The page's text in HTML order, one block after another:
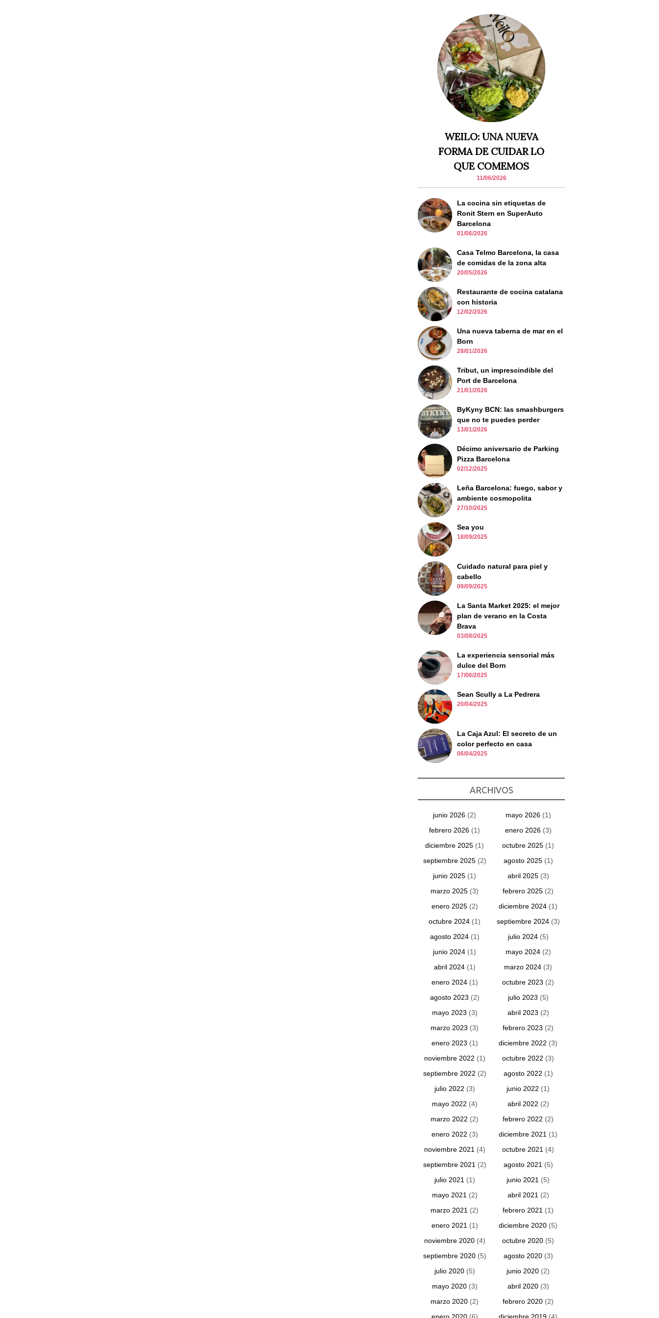
WEILO: UNA NUEVA
FORMA DE CUIDAR LO
QUE COMEMOS
11/06/2026
La cocina sin etiquetas de
Ronit Stern en SuperAuto
Barcelona
01/06/2026
Casa Telmo Barcelona, la casa
de comidas de la zona alta
20/05/2026
Restaurante de cocina catalana
con historia
12/02/2026
Una nueva taberna de mar en el
Born
28/01/2026
Tribut, un imprescindible del
Port de Barcelona
21/01/2026
ByKyny BCN: las smashburgers
que no te puedes perder
13/01/2026
Décimo aniversario de Parking
Pizza Barcelona
02/12/2025
Leña Barcelona: fuego, sabor y
ambiente cosmopolita
27/10/2025
Sea you
18/09/2025
Cuidado natural para piel y
cabello
09/09/2025
La Santa Market 2025: el mejor
plan de verano en la Costa
Brava
03/08/2025
La experiencia sensorial más
dulce del Born
17/06/2025
Sean Scully a La Pedrera
20/04/2025
La Caja Azul: El secreto de un
color perfecto en casa
06/04/2025
ARCHIVOS
junio 2026 (2) mayo 2026(1)
febrero 2026 (1) enero 2026(3)
diciembre 2025 (1) octubre 2025 (1)
septiembre 2025(2) agosto 2025(1)
junio 2025 (1) abril 2025(3)
marzo 2025 (3) febrero 2025 (2)
enero 2025(2) diciembre 2024 (1)
octubre 2024 (1) septiembre 2024(3)
agosto 2024(1) julio 2024(5)
junio 2024 (1) mayo 2024(2)
abril 2024(1) marzo 2024 (3)
enero 2024(1) octubre 2023 (2)
agosto 2023 (2) julio 2023 (5)
mayo 2023 (3) abril 2023 (2)
marzo 2023 (3) febrero 2023 (2)
enero 2023 (1) diciembre 2022 (3)
noviembre 2022 (1) octubre 2022 (3)
septiembre 2022 (2) agosto 2022 (1)
julio 2022 (3) junio 2022 (1)
mayo 2022 (4) abril 2022 (2)
marzo 2022 (2) febrero 2022 (2)
enero 2022 (3) diciembre 2021 (1)
noviembre 2021 (4) octubre 2021 (4)
septiembre 2021 (2) agosto 2021 (5)
julio 2021 (1) junio 2021 (5)
mayo 2021 (2) abril 2021 (2)
marzo 2021 (2) febrero 2021 (1)
enero 2021 (1) diciembre 2020 (5)
noviembre 2020(4) octubre 2020 (5)
septiembre 2020(5) agosto 2020(3)
julio 2020(5) junio 2020 (2)
mayo 2020(3) abril 2020(3)
marzo 2020 (2) febrero 2020 (2)